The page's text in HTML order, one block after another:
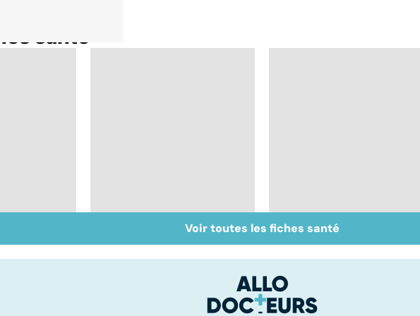
santé
Inflammation des
amygdales : que faire
Suicide : prévenir le
passage à l'acte
Voir toutes les fiches santé